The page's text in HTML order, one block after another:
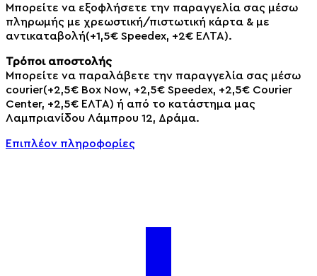
Μπορείτε να εξοφλήσετε την παραγγελία σας μέσω
πληρωμής με χρεωστική/πιστωτική κάρτα & με
αντικαταβολή(+1,5€ Speedex, +2€ ΕΛΤΑ).
Τρόποι αποστολής
Μπορείτε να παραλάβετε την παραγγελία σας μέσω
courier(+2,5€ Box Now, +2,5€ Speedex, +2,5€ Courier
Center, +2,5€ ΕΛΤΑ) ή από το κατάστημα μας
Λαμπριανίδου Λάμπρου 12, Δράμα.
Επιπλέον πληροφορίες